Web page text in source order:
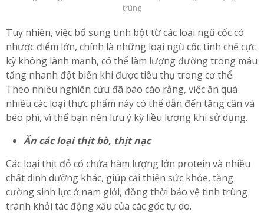
trùng
Tuy nhiên, việc bổ sung tinh bột từ các loại ngũ cốc có
nhược điểm lớn, chính là những loại ngũ cốc tinh chế cực
kỳ không lành mạnh, có thể làm lượng đường trong máu
tăng nhanh đột biến khi được tiêu thụ trong cơ thể.
Theo nhiều nghiên cứu đã báo cáo rằng, việc ăn quá
nhiều các loại thực phẩm này có thể dẫn đến tăng cân và
béo phì, vì thế bạn nên lưu ý kỹ liều lượng khi sử dụng.
Ăn các loại thịt bò, thịt nạc
Các loại thịt đỏ có chứa hàm lượng lớn protein và nhiều
chất dinh dưỡng khác, giúp cải thiện sức khỏe, tăng
cường sinh lực ở nam giới, đồng thời bảo vệ tinh trùng
tránh khỏi tác động xấu của các gốc tự do.